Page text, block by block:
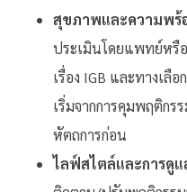
สุขภาพและความพร้
ประเมินโดยแพทย์หรื
เรื่อง IGB และทางเลื
เริ่มจากการคุมพฤติกร
หัตถการก่อน
ไลฟ์สไตล์และการดูแ